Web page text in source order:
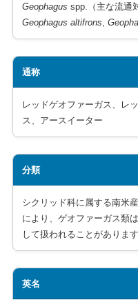
Geophagus spp.（主な流通
Geophagus altifrons ,
通称
レッドゲオファーガス、レ
ス、アースイーター
分類
シクリッド科に属する南米
により、ゲオファーガス類
して扱われることがあります
英名